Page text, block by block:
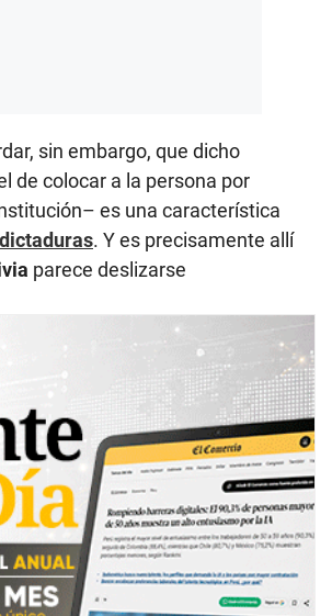
sin embargo, que dicho
de colocar a la persona por
es una característica
dictaduras. Y es precisamente allí
parece deslizarse